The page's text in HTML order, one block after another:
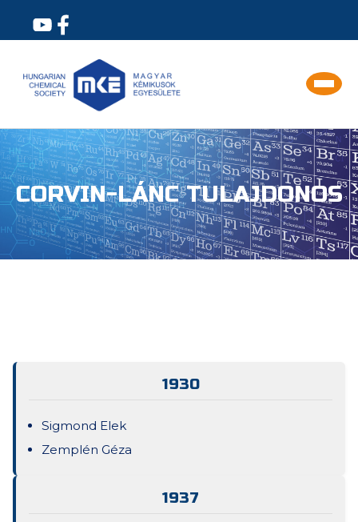
CORVIN-LÁNC TULAJDONOS
1930
Sigmond Elek
Zemplén Géza
1937